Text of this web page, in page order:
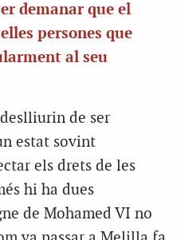
demanar que el
persones que
al seu
de ser
estat sovint
els drets de les
hi ha dues
de Mohamed VI no